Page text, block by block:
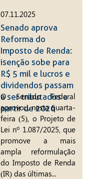
07.11.2025
Senado aprova
Reforma do
Imposto de Renda:
isenção sobe para
R$ 5 mil e lucros e
dividendos passam
a ser tributados a
partir de 2026
O Senado Federal
aprovou, nesta quarta-
feira (5), o Projeto de
Lei nº 1.087/2025, que
promove a mais
ampla reformulação
do Imposto de Renda
(IR) das últimas...